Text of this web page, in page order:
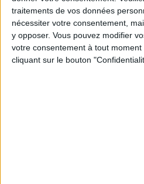
traitements de vos données
nécessiter votre consentement,
y opposer. Vous pouvez modifier
votre consentement à tout
cliquant sur le bouton
Peut-on remplacer la
Consultation